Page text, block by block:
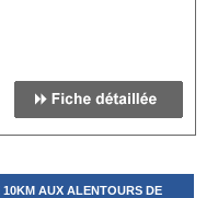
AUX ALENTOURS DE